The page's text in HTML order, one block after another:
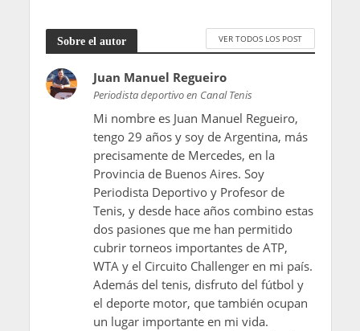
Sobre el autor VER TODOS LOS POST
Juan Manuel Regueiro
Periodista deportivo en Canal Tenis
Mi nombre es Juan Manuel Regueiro,
tengo 29 años y soy de Argentina, más
precisamente de Mercedes, en la
Provincia de Buenos Aires. Soy
Periodista Deportivo y Profesor de
Tenis, y desde hace años combino estas
dos pasiones que me han permitido
cubrir torneos importantes de ATP,
WTA y el Circuito Challenger en mi país.
Además del tenis, disfruto del fútbol y
el deporte motor, que también ocupan
un lugar importante en mi vida.